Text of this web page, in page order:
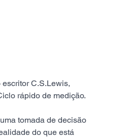
C.S.Lewis,
rápido de medição.
tomada de decisão
do que está